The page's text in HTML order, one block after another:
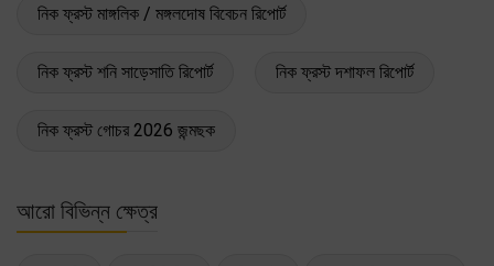
নিক ফ্রস্ট মাঙ্গলিক / মঙ্গলদোষ বিবেচন রিপোর্ট
নিক ফ্রস্ট শনি সাড়েসাতি রিপোর্ট নিক ফ্রস্ট দশাফল রিপোর্ট
নিক ফ্রস্ট গোচর 2026 জন্মছক
আরো বিভিন্ন ক্ষেত্র